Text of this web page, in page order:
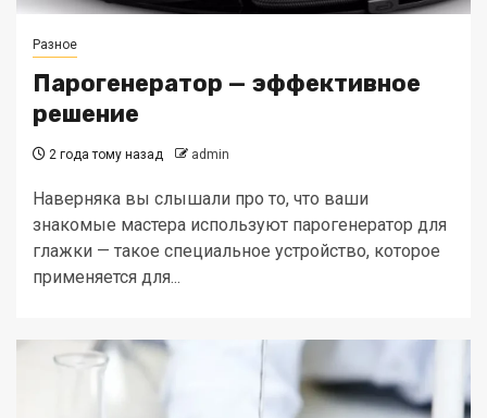
Разное
Парогенератор — эффективное
решение
2 года тому назад admin
Наверняка вы слышали про то, что ваши
знакомые мастера используют парогенератор для
глажки — такое специальное устройство, которое
применяется для...